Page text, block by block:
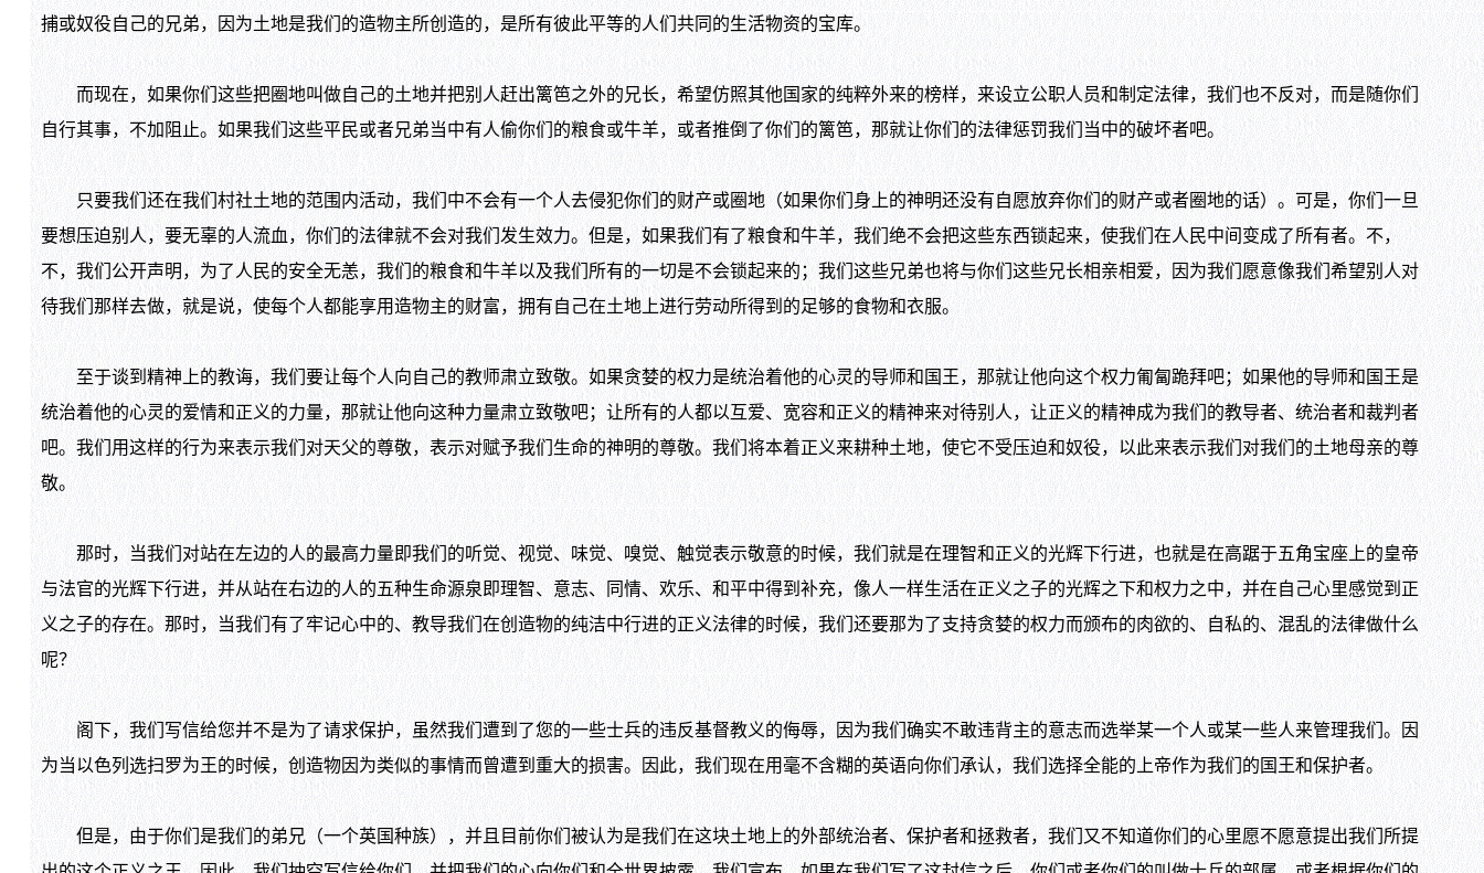
捕或奴役自己的兄弟，因为土地是我们的造物主所创造的，是所有彼此平等的人们共同的生活物资的宝库。
而现在，如果你们这些把圈地叫做自己的土地并把别人赶出篱笆之外的兄长，希望仿照其他国家的纯粹外来的榜样，来设立公职人员和制定法律，我们也不反对，而是随你们
自行其事，不加阻止。如果我们这些平民或者兄弟当中有人偷你们的粮食或牛羊，或者推倒了你们的篱笆，那就让你们的法律惩罚我们当中的破坏者吧。
只要我们还在我们村社土地的范围内活动，我们中不会有一个人去侵犯你们的财产或圈地（如果你们身上的神明还没有自愿放弃你们的财产或者圈地的话）。可是，你们一旦
要想压迫别人，要无辜的人流血，你们的法律就不会对我们发生效力。但是，如果我们有了粮食和牛羊，我们绝不会把这些东西锁起来，使我们在人民中间变成了所有者。不，
不，我们公开声明，为了人民的安全无恙，我们的粮食和牛羊以及我们所有的一切是不会锁起来的；我们这些兄弟也将与你们这些兄长相亲相爱，因为我们愿意像我们希望别人对
待我们那样去做，就是说，使每个人都能享用造物主的财富，拥有自己在土地上进行劳动所得到的足够的食物和衣服。
至于谈到精神上的教诲，我们要让每个人向自己的教师肃立致敬。如果贪婪的权力是统治着他的心灵的导师和国王，那就让他向这个权力匍匐跪拜吧；如果他的导师和国王是
统治着他的心灵的爱情和正义的力量，那就让他向这种力量肃立致敬吧；让所有的人都以互爱、宽容和正义的精神来对待别人，让正义的精神成为我们的教导者、统治者和裁判者
吧。我们用这样的行为来表示我们对天父的尊敬，表示对赋予我们生命的神明的尊敬。我们将本着正义来耕种土地，使它不受压迫和奴役，以此来表示我们对我们的土地母亲的尊
敬。
那时，当我们对站在左边的人的最高力量即我们的听觉、视觉、味觉、嗅觉、触觉表示敬意的时候，我们就是在理智和正义的光辉下行进，也就是在高踞于五角宝座上的皇帝
与法官的光辉下行进，并从站在右边的人的五种生命源泉即理智、意志、同情、欢乐、和平中得到补充，像人一样生活在正义之子的光辉之下和权力之中，并在自己心里感觉到正
义之子的存在。那时，当我们有了牢记心中的、教导我们在创造物的纯洁中行进的正义法律的时候，我们还要那为了支持贪婪的权力而颁布的肉欲的、自私的、混乱的法律做什么
呢？
阁下，我们写信给您并不是为了请求保护，虽然我们遭到了您的一些士兵的违反基督教义的侮辱，因为我们确实不敢违背主的意志而选举某一个人或某一些人来管理我们。因
为当以色列选扫罗为王的时候，创造物因为类似的事情而曾遭到重大的损害。因此，我们现在用毫不含糊的英语向你们承认，我们选择全能的上帝作为我们的国王和保护者。
但是，由于你们是我们的弟兄（一个英国种族），并且目前你们被认为是我们在这块土地上的外部统治者、保护者和拯救者，我们又不知道你们的心里愿不愿意提出我们所提